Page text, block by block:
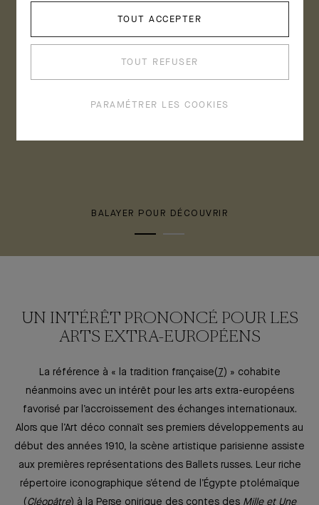
BALAYER POUR DÉCOUVRIR
UN INTÉRÊT PRONONCÉ POUR LES
ARTS EXTRA-EUROPÉENS
La référence à « la tradition française 7
» cohabite
néanmoins avec un intérêt pour les arts extra-européens
favorisé par l’accroissement des échanges internationaux.
Alors que l’Art déco connaît ses premiers développements au
début des années 1910, la scène artistique parisienne assiste
aux premières représentations des Ballets russes. Leur riche
répertoire iconographique s’étend de l’Égypte ptolémaïque
(Cléopâtre) à la Perse onirique des contes des Mille et Une
TOUT ACCEPTER
TOUT REFUSER
PARAMÉTRER LES COOKIES